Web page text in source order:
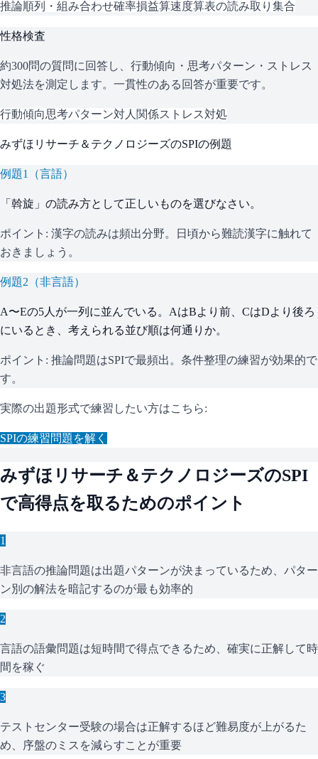
推論順列・組み合わせ確率損益算速度算表の読み取り 集合
性格検査
約300問の質問に回答し、行動傾向・思考パターン・ストレス
対処法を測定します。一貫性のある回答が重要です。
行動傾向思考パターン対人関係ストレス対処
みずほリサーチ＆テクノロジーズのSPIの例題
例題1 （言語）
「斡旋」の読み方として正しいものを選びなさい。
ポイント: 漢字の読みは頻出分野。日頃から難読漢字に触れて
おきましょう。
例題2 （非言語）
A〜Eの5人が一列に並んでいる。AはBより前、CはDより後ろ
にいるとき、考えられる並び順は何通りか。
ポイント: 推論問題はSPIで最頻出。条件整理の練習が効果的で
す。
実際の出題形式で練習したい方はこちら:
SPIの練習問題を解く
みずほリサーチ＆テクノロジーズのSPI
で高得点を取るためのポイント
1
非言語の推論問題は出題パターンが決まっているため、パター
ン別の解法を暗記するのが最も効率的
2
言語の語彙問題は短時間で得点できるため、確実に正解して時
間を稼ぐ
3
テストセンター受験の場合は正解するほど難易度が上がるた
め、序盤のミスを減らすことが重要